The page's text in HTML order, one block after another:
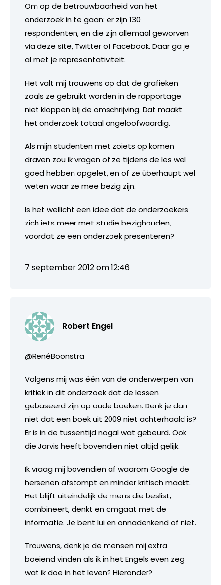
Om op de betrouwbaarheid van het
onderzoek in te gaan: er zijn 130
respondenten, en die zijn allemaal geworven
via deze site, Twitter of Facebook. Daar ga je
al met je representativiteit.
Het valt mij trouwens op dat de grafieken
zoals ze gebruikt worden in de rapportage
niet kloppen bij de omschrijving. Dat maakt
het onderzoek totaal ongeloofwaardig.
Als mijn studenten met zoiets op komen
draven zou ik vragen of ze tijdens de les wel
goed hebben opgelet, en of ze überhaupt wel
weten waar ze mee bezig zijn.
Is het wellicht een idee dat de onderzoekers
zich iets meer met studie bezighouden,
voordat ze een onderzoek presenteren?
7 september 2012 om 12:46
Robert Engel
@RenéBoonstra
Volgens mij was één van de onderwerpen van
kritiek in dit onderzoek dat de lessen
gebaseerd zijn op oude boeken. Denk je dan
niet dat een boek uit 2009 niet achterhaald is?
Er is in de tussentijd nogal wat gebeurd. Ook
die Jarvis heeft bovendien niet altijd gelijk.
Ik vraag mij bovendien af waarom Google de
hersenen afstompt en minder kritisch maakt.
Het blijft uiteindelijk de mens die beslist,
combineert, denkt en omgaat met de
informatie. Je bent lui en onnadenkend of niet.
Trouwens, denk je de mensen mij extra
boeiend vinden als ik in het Engels even zeg
wat ik doe in het leven? Hieronder?